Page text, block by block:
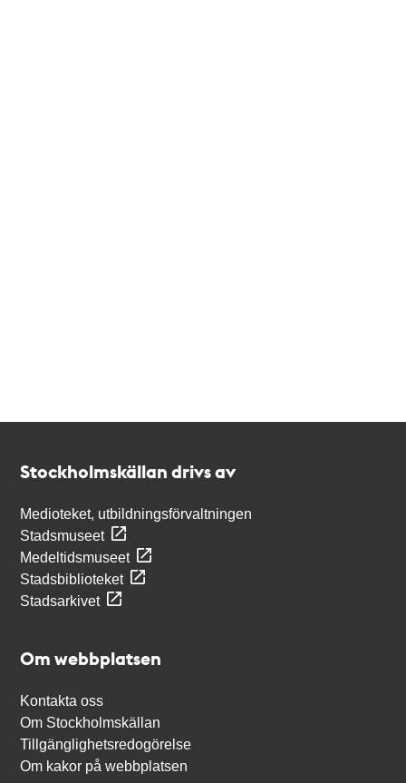
Stockholmskällan drivs av
Medioteket, utbildningsförvaltningen
Stadsmuseet
Medeltidsmuseet
Stadsbiblioteket
Stadsarkivet
Om webbplatsen
Kontakta oss
Om Stockholmskällan
Tillgänglighetsredogörelse
Om kakor på webbplatsen